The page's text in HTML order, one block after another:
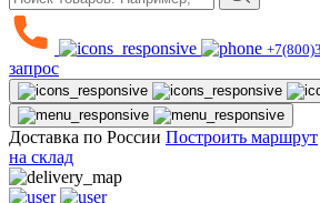
запрос
Доставка по России Построить маршрут
на склад